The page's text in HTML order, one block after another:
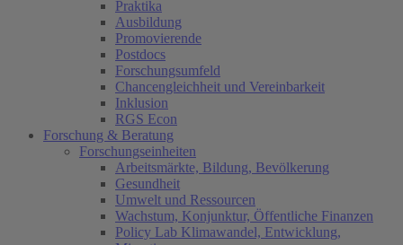
Praktika
Ausbildung
Promovierende
Postdocs
Forschungsumfeld
Chancengleichheit und Vereinbarkeit
Inklusion
RGS Econ
Forschung & Beratung
Forschungseinheiten
Arbeitsmärkte, Bildung, Bevölkerung
Gesundheit
Umwelt und Ressourcen
Wachstum, Konjunktur, Öffentliche Finanzen
Policy Lab Klimawandel, Entwicklung,